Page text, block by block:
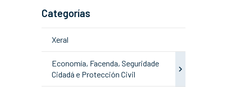
Categorías
Xeral
Economía, Facenda, Seguridade
Cidadá e Protección Civil